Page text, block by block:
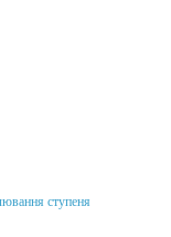
ступеня